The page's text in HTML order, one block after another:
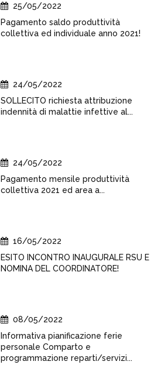
25/05/2022
Pagamento saldo produttività
collettiva ed individuale anno 2021!
24/05/2022
SOLLECITO richiesta attribuzione
indennità di malattie infettive al...
24/05/2022
Pagamento mensile produttività
collettiva 2021 ed area a...
16/05/2022
ESITO INCONTRO INAUGURALE RSU E
NOMINA DEL COORDINATORE!
08/05/2022
Informativa pianificazione ferie
personale Comparto e
programmazione reparti/servizi...